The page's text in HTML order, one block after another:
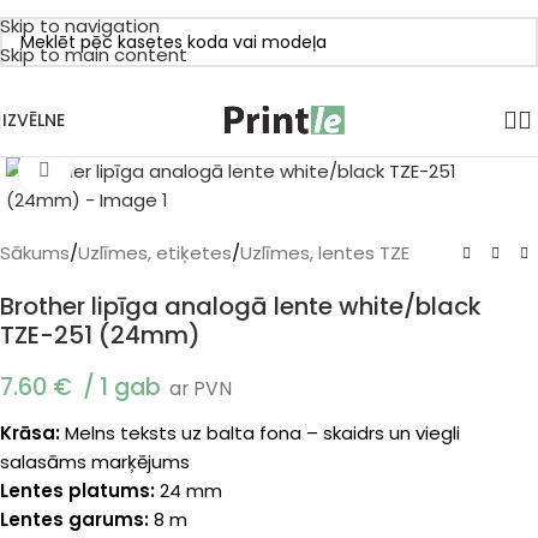
Skip to navigation
Skip to main content
IZVĒLNE
Klikšķiniet, lai palielinātu
Sākums/Uzlīmes, etiķetes/Uzlīmes, lentes TZE
Brother lipīga analogā lente white/black
TZE-251 (24mm)
7.60 € 1 gab ar PVN
Krāsa:Melns teksts uz balta fona – skaidrs un viegli
salasāms marķējums
Lentes platums:24 mm
Lentes garums:8 m